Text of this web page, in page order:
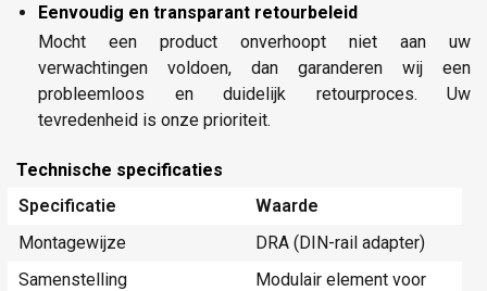
Eenvoudig en transparant retourbeleid
Mocht een product onverhoopt niet aan uw
verwachtingen voldoen, dan garanderen wij een
probleemloos en duidelijk retourproces. Uw
tevredenheid is onze prioriteit.
Technische specificaties
Specificatie
Waarde
Montagewijze
DRA (DIN-rail adapter)
Samenstelling
Modulair element voor